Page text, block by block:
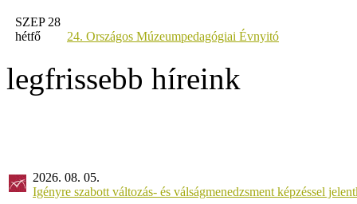
SZEP 28
hétfő
24. Országos Múzeumpedagógiai Évnyitó
legfrissebb híreink
2026. 08. 05.
Igényre szabott változás- és válságmenedzsment képzéssel